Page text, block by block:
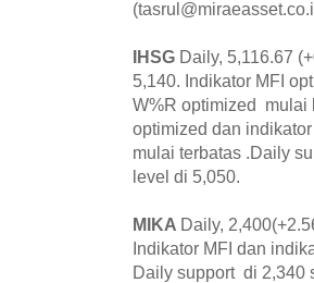
IHSG Daily, 5,116.67
5,140. Indikator MFI
W%R optimized mulai
optimized dan
mulai terbatas .Daily
level di 5,050.
MIKA Daily,
Indikator MFI dan
Daily support di 2,340